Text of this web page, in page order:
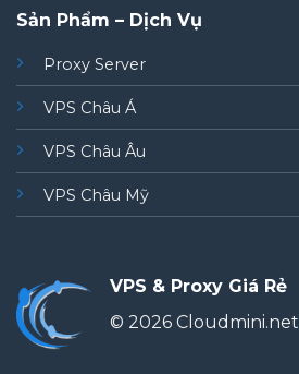
Sản Phẩm – Dịch Vụ
Proxy Server
VPS Châu Á
VPS Châu Âu
VPS Châu Mỹ
VPS & Proxy Giá Rẻ
© 2026 Cloudmini.net